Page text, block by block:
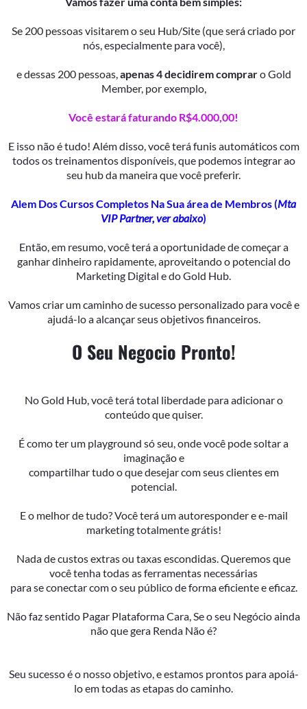
Se 200 pessoas visitarem o seu Hub/Site (que será criado por
nós, especialmente para você),
e dessas 200 pessoas,apenas 4 decidirem compraro Gold
Member, por exemplo,
Você estará faturando R$4.000,00!
E isso não é tudo! Além disso, você terá funis automáticos com
todos os treinamentos disponíveis, que podemos integrar ao
seu hub da maneira que você preferir.
Alem Dos Cursos Completos Na Sua área de Membros (Mta
VIP Partner, ver abaixo)
Então, em resumo, você terá a oportunidade de começar a
ganhar dinheiro rapidamente, aproveitando o potencial do
Marketing Digital e do Gold Hub.
Vamos criar um caminho de sucesso personalizado para você e
ajudá-lo a alcançar seus objetivos financeiros.
O Seu Negocio Pronto!
No Gold Hub, você terá total liberdade para adicionar o
conteúdo que quiser.
É como ter um playground só seu, onde você pode soltar a
imaginação e
compartilhar tudo o que desejar com seus clientes em
potencial.
E o melhor de tudo? Você terá um autoresponder e e-mail
marketing totalmente grátis!
Nada de custos extras ou taxas escondidas. Queremos que
você tenha todas as ferramentas necessárias
para se conectar com o seu público de forma eficiente e eficaz.
Não faz sentido Pagar Plataforma Cara, Se o seu Negócio ainda
não que gera Renda Não é?
Seu sucesso é o nosso objetivo, e estamos prontos para apoiá-
lo em todas as etapas do caminho.